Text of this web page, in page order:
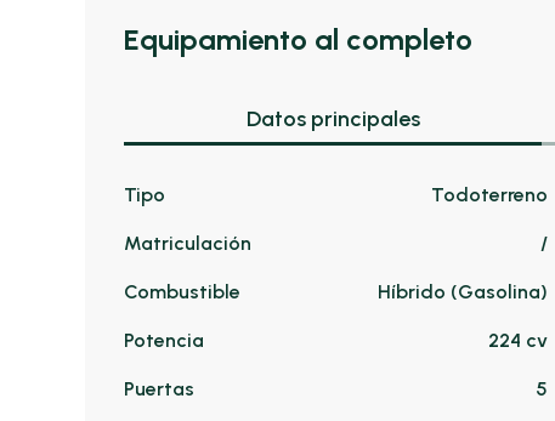
Equipamiento al completo
Datos principales
Tipo Todoterreno
Matriculación /
Combustible Híbrido (Gasolina)
Potencia 224 cv
Puertas 5